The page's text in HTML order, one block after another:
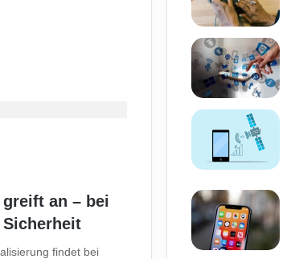
an – bei
Sicherheit
findet bei